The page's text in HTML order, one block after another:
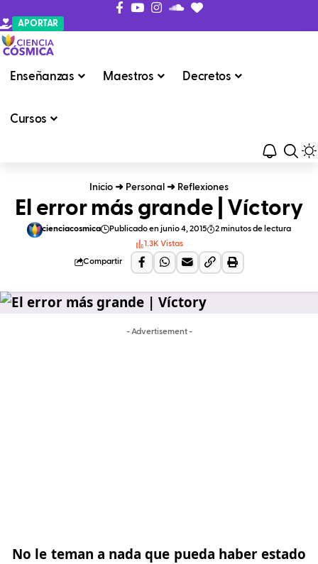
APORTAR
Enseñanzas Maestros Decretos
Cursos
Inicio ➜ Personal ➜ Reflexiones
El error más grande | Víctory
cienciacosmica Publicado en junio 4, 2015
2 minutos de lectura
1.3K Vistas
Compartir
- Advertisement -
No le teman a nada que pueda haber estado